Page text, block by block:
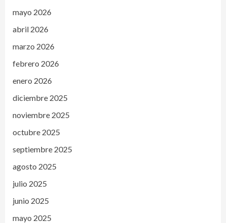
mayo 2026
abril 2026
marzo 2026
febrero 2026
enero 2026
diciembre 2025
noviembre 2025
octubre 2025
septiembre 2025
agosto 2025
julio 2025
junio 2025
mayo 2025